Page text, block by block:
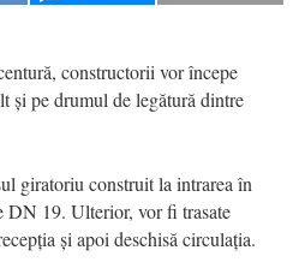
constructorii vor începe
și pe drumul de legătură dintre
giratoriu construit la intrarea în
DN 19. Ulterior, vor fi trasate
și apoi deschisă circulația.